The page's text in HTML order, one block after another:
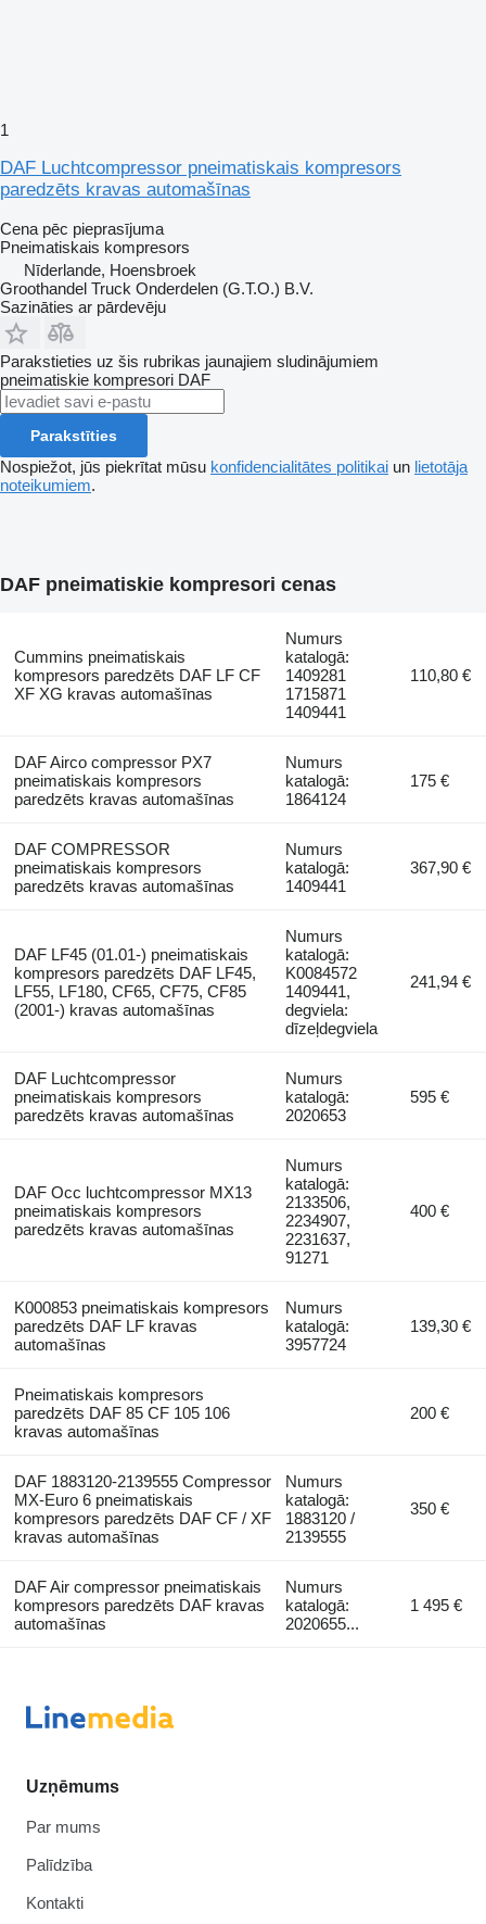
1
DAF Luchtcompressor pneimatiskais kompresors
paredzēts kravas automašīnas
Cena pēc pieprasījuma
Pneimatiskais kompresors
Nīderlande, Hoensbroek
Groothandel Truck Onderdelen (G.T.O.) B.V.
Sazināties ar pārdevēju
Parakstieties uz šis rubrikas jaunajiem sludinājumiem
pneimatiskie kompresori DAF
Parakstīties
Nospiežot, jūs piekrītat mūsu konfidencialitātes politikai un lietotāja
noteikumiem.
DAF pneimatiskie kompresori cenas
Cummins pneimatiskais
kompresors paredzēts DAF LF CF
XF XG kravas automašīnas
Numurs
katalogā:
1409281
1715871
1409441
110,80 €
DAF Airco compressor PX7
pneimatiskais kompresors
paredzēts kravas automašīnas
Numurs
katalogā:
1864124
175 €
DAF COMPRESSOR
pneimatiskais kompresors
paredzēts kravas automašīnas
Numurs
katalogā:
1409441
367,90 €
DAF LF45 (01.01-) pneimatiskais
kompresors paredzēts DAF LF45,
LF55, LF180, CF65, CF75, CF85
(2001-) kravas automašīnas
Numurs
katalogā:
K0084572
1409441,
degviela:
dīzeļdegviela
241,94 €
DAF Luchtcompressor
pneimatiskais kompresors
paredzēts kravas automašīnas
Numurs
katalogā:
2020653
595 €
DAF Occ luchtcompressor MX13
pneimatiskais kompresors
paredzēts kravas automašīnas
Numurs
katalogā:
2133506,
2234907,
2231637,
91271
400 €
K000853 pneimatiskais kompresors
paredzēts DAF LF kravas
automašīnas
Numurs
katalogā:
3957724
139,30 €
Pneimatiskais kompresors
paredzēts DAF 85 CF 105 106
kravas automašīnas
200 €
DAF 1883120-2139555 Compressor
MX-Euro 6 pneimatiskais
kompresors paredzēts DAF CF / XF
kravas automašīnas
Numurs
katalogā:
1883120 /
2139555
350 €
DAF Air compressor pneimatiskais
kompresors paredzēts DAF kravas
automašīnas
Numurs
katalogā:
2020655...
1 495 €
Uzņēmums
Par mums
Palīdzība
Kontakti